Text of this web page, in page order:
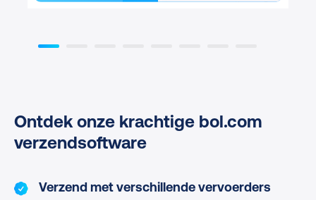
Ontdek onze krachtige bol.com
verzendsoftware
Verzend met verschillende vervoerders